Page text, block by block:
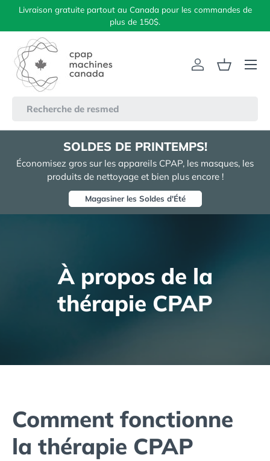
Livraison gratuite partout au Canada pour les commandes de
plus de 150$.
Se connecter
Panier
Menu
SOLDES DE PRINTEMPS!
Économisez gros sur les appareils CPAP, les masques, les
produits de nettoyage et bien plus encore !
Magasiner les Soldes d'Été
À propos de la
thérapie CPAP
Comment fonctionne
la thérapie CPAP